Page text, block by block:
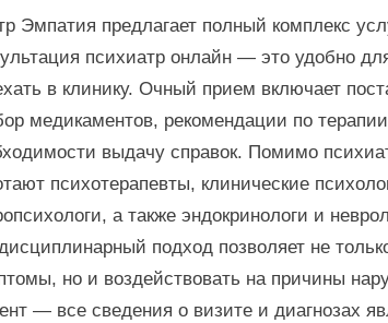
Эмпатия предлагает полный комплекс
психиатр онлайн — это удобно
в клинику. Очный прием включает
медикаментов, рекомендации по
выдачу справок. Помимо
психотерапевты, клинические
а также эндокринологи и
подход позволяет не
но и воздействовать на причины
— все сведения о визите и диагнозах